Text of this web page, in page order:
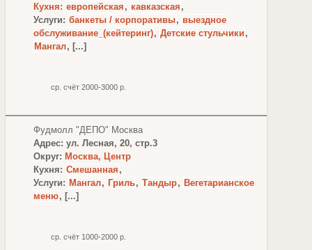
Кухня: европейская , кавказская ,
Услуги: банкеты / корпоративы, выездное
обслуживание_(кейтеринг), Детские стульчики ,
Мангал, [...]
ср. счёт 2000-3000 р.
Фудмолл "ДЕПО" Москва
Адрес: ул. Лесная, 20, стр.3
Округ: Москва, Центр
Кухня: Смешанная ,
Услуги: Мангал, Гриль, Тандыр, Вегетарианское
меню, [...]
ср. счёт 1000-2000 р.